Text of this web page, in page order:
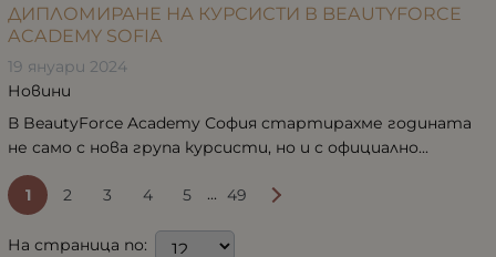
ДИПЛОМИРАНЕ НА КУРСИСТИ В BEAUTYFORCE
ACADEMY SOFIA
19 януари 2024
Новини
В BeautyForce Academy София стартирахме годината
не само с нова група курсисти, но и с официално...
1 2 3 4 5 ... 49
На страница по: